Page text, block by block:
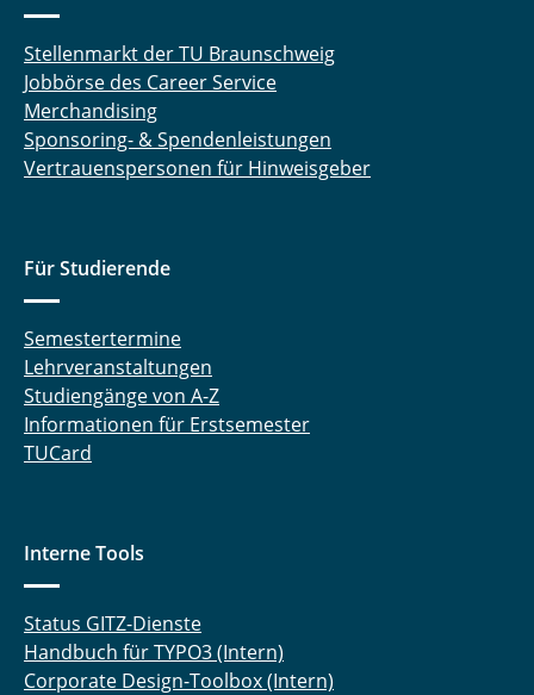
campuseducation
WindH-Online
ELAN
PROMISE
Stellenmarkt der TU Braunschweig
Jobbörse des Career Service
Merchandising
Sponsoring- & Spendenleistungen
Vertrauenspersonen für Hinweisgeber
Für Studierende
Semestertermine
Lehrveranstaltungen
Studiengänge von A-Z
Informationen für Erstsemester
TUCard
Interne Tools
Status GITZ-Dienste
Handbuch für TYPO3 (Intern)
Corporate Design-Toolbox (Intern)